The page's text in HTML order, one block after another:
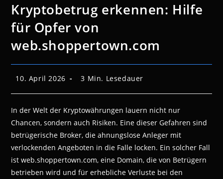
Kryptobetrug erkennen: Hilfe
für Opfer von
web.shoppertown.com
Beitrag
10. April 2026 Lesedauer:
3 Min. Lesedauer
In der Welt der Kryptowährungen lauern nicht nur
Chancen, sondern auch Risiken. Eine dieser Gefahren sind
betrügerische Broker, die ahnungslose Anleger mit
verlockenden Angeboten in die Falle locken. Ein solcher Fall
ist web.shoppertown.com, eine Domain, die von Betrügern
betrieben wird und für erhebliche Verluste bei den